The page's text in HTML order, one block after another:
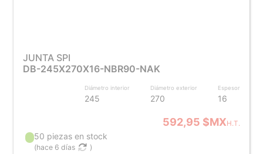
JUNTA SPI
DB-245X270X16-NBR90-NAK
Diámetro interior
245
Diámetro exterior
270
Espesor
16
592,95 $MXH.T.
50 piezas en stock
(hace 6 días )